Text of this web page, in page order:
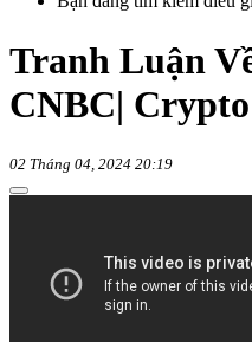
Tranh Luận
CNBC|
02 Tháng 04, 2024 20:19